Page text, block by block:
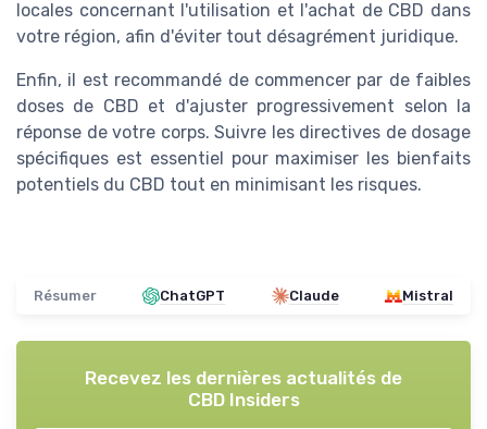
locales concernant l'utilisation et l'achat de CBD dans
votre région, afin d'éviter tout désagrément juridique.
Enfin, il est recommandé de commencer par de faibles
doses de CBD et d'ajuster progressivement selon la
réponse de votre corps. Suivre les directives de dosage
spécifiques est essentiel pour maximiser les bienfaits
potentiels du CBD tout en minimisant les risques.
Résumer ChatGPT Claude Mistral
Recevez les dernières actualités de
CBD Insiders